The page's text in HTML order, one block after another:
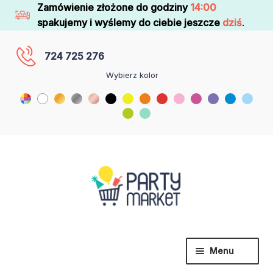
Zamówienie złożone do godziny 14:00
spakujemy i wyślemy do ciebie jeszcze dziś.
724 725 276
Wybierz kolor
Menu